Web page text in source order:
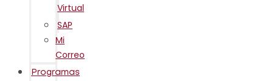
Virtual
SAP
Mi
Correo
Programas